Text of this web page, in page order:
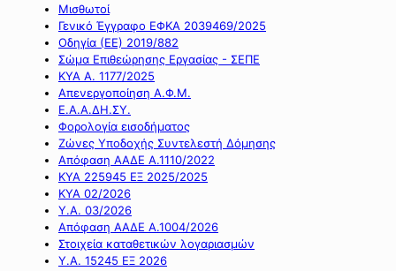
Μισθωτοί
Γενικό Έγγραφο ΕΦΚΑ 2039469/2025
Οδηγία (ΕΕ) 2019/882
Σώμα Επιθεώρησης Εργασίας - ΣΕΠΕ
ΚΥΑ Α. 1177/2025
Απενεργοποίηση Α.Φ.Μ.
Ε.Α.Α.ΔΗ.ΣΥ.
Φορολογία εισοδήματος
Ζώνες Υποδοχής Συντελεστή Δόμησης
Απόφαση ΑΑΔΕ Α.1110/2022
ΚΥΑ 225945 ΕΞ 2025/2025
ΚΥΑ 02/2026
Υ.Α. 03/2026
Απόφαση ΑΑΔΕ Α.1004/2026
Στοιχεία καταθετικών λογαριασμών
Υ.Α. 15245 ΕΞ 2026